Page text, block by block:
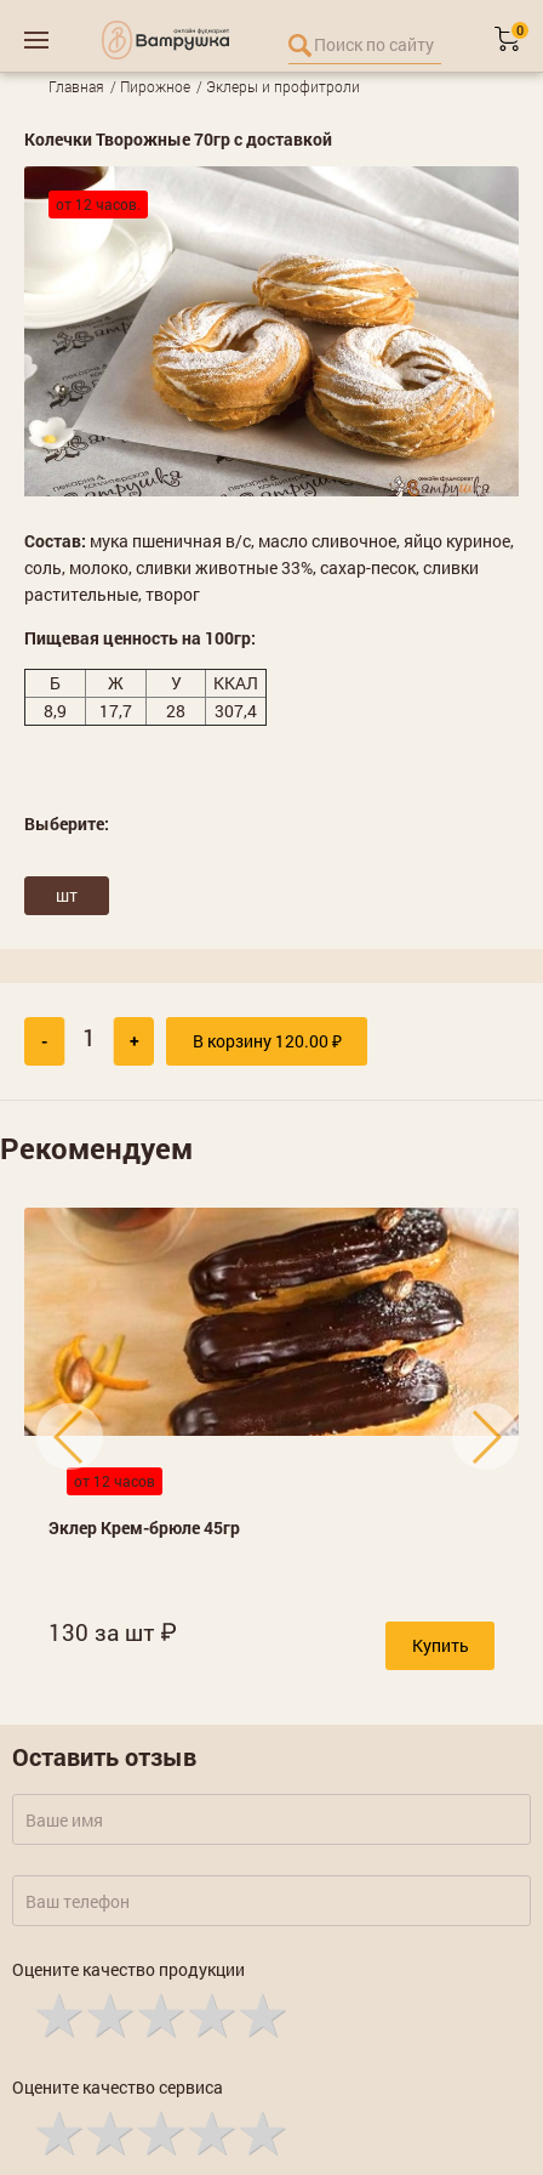
0
Главная Пирожное Эклеры и профитроли
Колечки Творожные 70гр с доставкой
от 12 часов.
Состав: мука пшеничная в/с, масло сливочное, яйцо куриное,
соль, молоко, сливки животные 33%, сахар-песок, сливки
растительные, творог
Пищевая ценность на 100гр:
Б
Ж У
ККАЛ
8,9
17,7 28 307,4
Выберите:
шт
- + В корзину 120.00₽
Рекомендуем
от 12 часов
Эклер Крем-брюле 45гр
130 за шт Купить
Оставить отзыв
Оцените качество продукции
Оцените качество сервиса